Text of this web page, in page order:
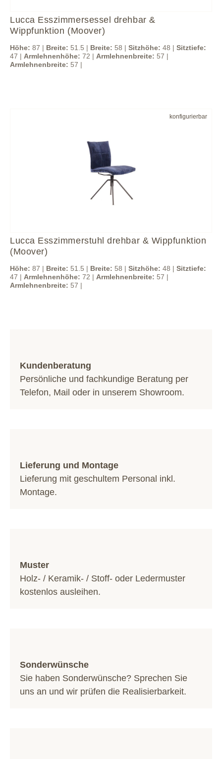
Lucca Esszimmersessel drehbar &
Wippfunktion (Moover)
Höhe: 87 | Breite: 51.5 | Breite: 58 | Sitzhöhe: 48 | Sitztiefe:
47 | Armlehnenhöhe: 72 | Armlehnenbreite: 57 |
Armlehnenbreite: 57 |
konfigurierbar
Lucca Esszimmerstuhl drehbar & Wippfunktion
(Moover)
Höhe: 87 | Breite: 51.5 | Breite: 58 | Sitzhöhe: 48 | Sitztiefe:
47 | Armlehnenhöhe: 72 | Armlehnenbreite: 57 |
Armlehnenbreite: 57 |
Kundenberatung
Persönliche und fachkundige Beratung per
Telefon, Mail oder in unserem Showroom.
Lieferung und Montage
Lieferung mit geschultem Personal inkl.
Montage.
Muster
Holz- / Keramik- / Stoff- oder Ledermuster
kostenlos ausleihen.
Sonderwünsche
Sie haben Sonderwünsche? Sprechen Sie
uns an und wir prüfen die Realisierbarkeit.